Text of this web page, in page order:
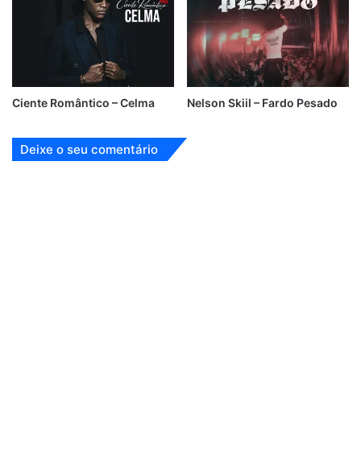
Ciente Romântico – Celma Nelson Skiil – Fardo Pesado
Deixe o seu comentário